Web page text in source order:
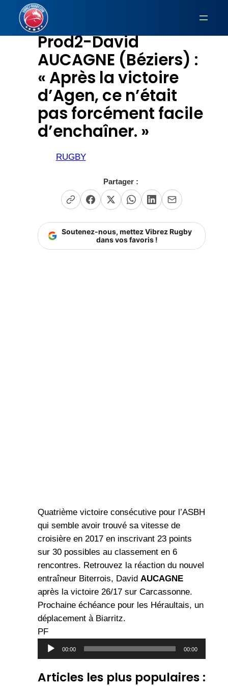
Aller
contenu Prod2-David
AUCAGNE (Béziers) :
« Après la victoire
d’Agen, ce n’était
pas forcément facile
d’enchaîner. »
RUGBY
Partager :
Soutenez-nous, mettez Vibrez Rugby
dans vos favoris !
Quatrième victoire consécutive pour l’ASBH
qui semble avoir trouvé sa vitesse de
croisière en 2017 en inscrivant 23 points
sur 30 possibles au classement en 6
rencontres. Retrouvez la réaction du nouvel
entraîneur Biterrois, David AUCAGNE
après la victoire 26/17 sur Carcassonne.
Prochaine échéance pour les Héraultais, un
déplacement à Biarritz.
PF
Lecteur
audio
00:00 00:00
Articles les plus populaires :